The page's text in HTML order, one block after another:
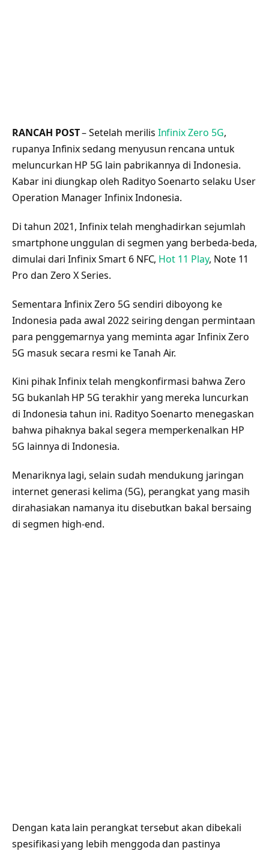
RANCAH POST– Setelah merilis Infinix Zero 5G,
rupanya Infinix sedang menyusun rencana untuk
meluncurkan HP 5G lain pabrikannya di Indonesia.
Kabar ini diungkap oleh Radityo Soenarto selaku User
Operation Manager Infinix Indonesia.
Di tahun 2021, Infinix telah menghadirkan sejumlah
smartphone unggulan di segmen yang berbeda-beda,
dimulai dari Infinix Smart 6 NFC, Hot 11 Play, Note 11
Pro dan Zero X Series.
Sementara Infinix Zero 5G sendiri diboyong ke
Indonesia pada awal 2022 seiring dengan permintaan
para penggemarnya yang meminta agar Infinix Zero
5G masuk secara resmi ke Tanah Air.
Kini pihak Infinix telah mengkonfirmasi bahwa Zero
5G bukanlah HP 5G terakhir yang mereka luncurkan
di Indonesia tahun ini. Radityo Soenarto menegaskan
bahwa pihaknya bakal segera memperkenalkan HP
5G lainnya di Indonesia.
Menariknya lagi, selain sudah mendukung jaringan
internet generasi kelima (5G), perangkat yang masih
dirahasiakan namanya itu disebutkan bakal bersaing
di segmen high-end.
Dengan kata lain perangkat tersebut akan dibekali
spesifikasi yang lebih menggoda dan pastinya